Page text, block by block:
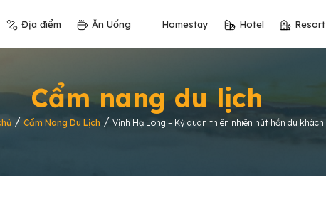
Địa điểm Ăn Uống Homestay Hotel Resort
Cẩm nang du lịch
/ Cẩm Nang Du Lịch / Vịnh Hạ Long – Kỳ quan thiên nhiên hút hồn du khách